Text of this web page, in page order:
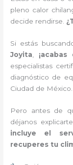
pleno calor
decide rendirse.
Si estás
Joyita
especialistas
diagnóstico de
Ciudad de México.
Pero antes de
déjanos explicarte
incluye el
recuperes tu